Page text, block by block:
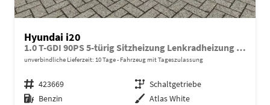
Hyundai i20
1.0 T-GDI 90PS 5-türig Sitzheizung Lenkradheizung Rückf.Kamera PDC Klima Apple CarPlay Android Auto Tempomat Touchscreen
unverbindliche Lieferzeit: 10 Tage Fahrzeug mit Tageszulassung
Fahrzeugnr. 423669 Getriebe Schaltgetriebe
Kraftstoff Benzin Außenfarbe Atlas White